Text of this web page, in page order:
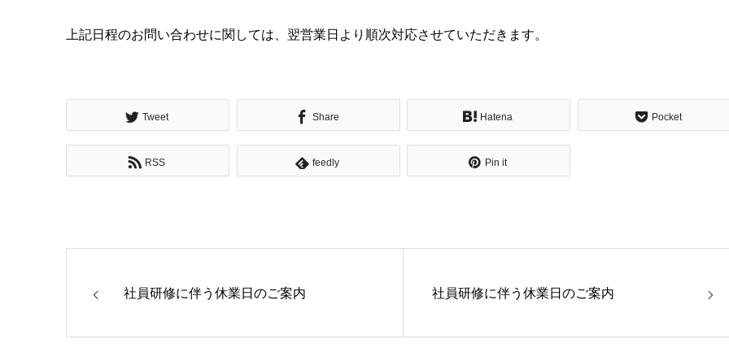
上記日程のお問い合わせに関しては、翌営業日より順次対応させていただきます。
Tweet Share Hatena Pocket
RSS feedly Pin it
社員研修に伴う休業日のご案内 社員研修に伴う休業日のご案内